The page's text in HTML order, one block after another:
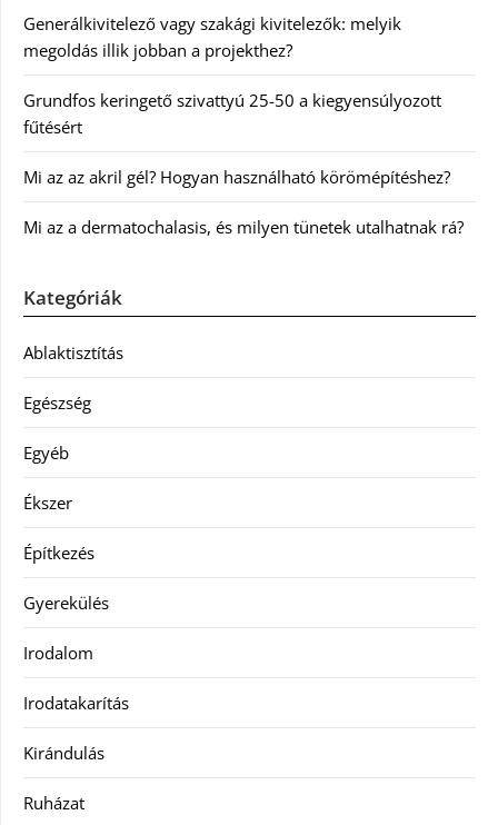
Generálkivitelező vagy szakági kivitelezők: melyik
megoldás illik jobban a projekthez?
Grundfos keringető szivattyú 25-50 a kiegyensúlyozott
fűtésért
Mi az az akril gél? Hogyan használható körömépítéshez?
Mi az a dermatochalasis, és milyen tünetek utalhatnak rá?
Kategóriák
Ablaktisztítás
Egészség
Egyéb
Ékszer
Építkezés
Gyerekülés
Irodalom
Irodatakarítás
Kirándulás
Ruházat